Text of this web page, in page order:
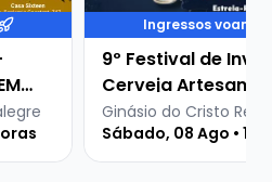
Ingressos voando
9º Festival de
Cerveja Artesanal
Ginásio do Cristo Rei -
Sábado, 08 Ago • 15